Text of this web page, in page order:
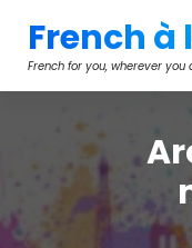
contenu
French à
French for you, wherever